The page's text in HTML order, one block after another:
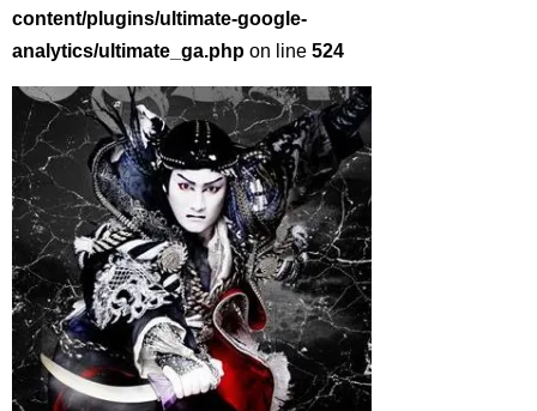
content/plugins/ultimate-google-
analytics/ultimate_ga.php on line 524